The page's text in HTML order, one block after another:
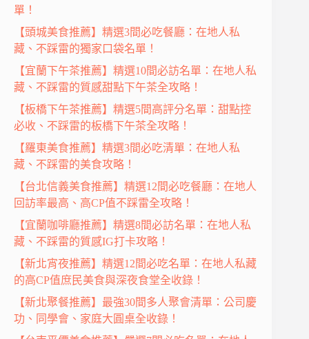
單！
【頭城美食推薦】精選3間必吃餐廳：在地人私
藏、不踩雷的獨家口袋名單！
【宜蘭下午茶推薦】精選10間必訪名單：在地人私
藏、不踩雷的質感甜點下午茶全攻略！
【板橋下午茶推薦】精選5間高評分名單：甜點控
必收、不踩雷的板橋下午茶全攻略！
【羅東美食推薦】精選3間必吃清單：在地人私
藏、不踩雷的美食攻略！
【台北信義美食推薦】精選12間必吃餐廳：在地人
回訪率最高、高CP值不踩雷全攻略！
【宜蘭咖啡廳推薦】精選8間必訪名單：在地人私
藏、不踩雷的質感IG打卡攻略！
【新北宵夜推薦】精選12間必吃名單：在地人私藏
的高CP值庶民美食與深夜食堂全收錄！
【新北聚餐推薦】最強30間多人聚會清單：公司慶
功、同學會、家庭大圓桌全收錄！